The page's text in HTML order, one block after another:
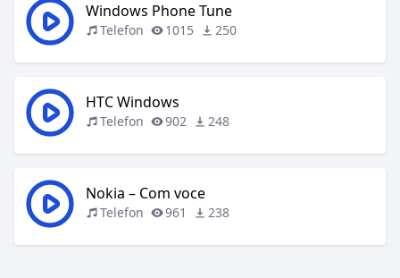
Windows Phone Tune
Telefon 1015 250
HTC Windows
Telefon 902 248
Nokia – Com voce
Telefon 961 238